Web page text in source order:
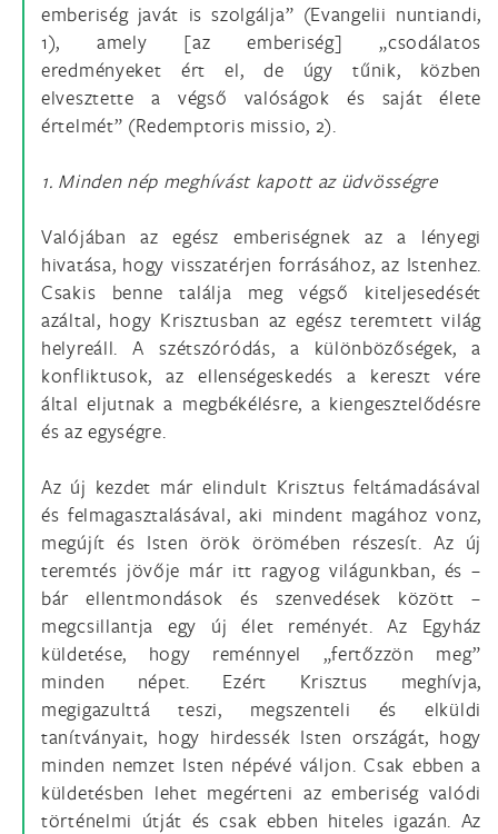
emberiség javát is szolgálja” (Evangelii nuntiandi,
1), amely [az emberiség] „csodálatos
eredményeket ért el, de úgy tűnik, közben
elvesztette a végső valóságok és saját élete
értelmét” (Redemptoris missio, 2).
1. Minden nép meghívást kapott az üdvösségre
Valójában az egész emberiségnek az a lényegi
hivatása, hogy visszatérjen forrásához, az Istenhez.
Csakis benne találja meg végső kiteljesedését
azáltal, hogy Krisztusban az egész teremtett világ
helyreáll. A szétszóródás, a különbözőségek, a
konfliktusok, az ellenségeskedés a kereszt vére
által eljutnak a megbékélésre, a kiengesztelődésre
és az egységre.
Az új kezdet már elindult Krisztus feltámadásával
és felmagasztalásával, aki mindent magához vonz,
megújít és Isten örök örömében részesít. Az új
teremtés jövője már itt ragyog világunkban, és –
bár ellentmondások és szenvedések között –
megcsillantja egy új élet reményét. Az Egyház
küldetése, hogy reménnyel „fertőzzön meg”
minden népet. Ezért Krisztus meghívja,
megigazulttá teszi, megszenteli és elküldi
tanítványait, hogy hirdessék Isten országát, hogy
minden nemzet Isten népévé váljon. Csak ebben a
küldetésben lehet megérteni az emberiség valódi
történelmi útját és csak ebben hiteles igazán. Az